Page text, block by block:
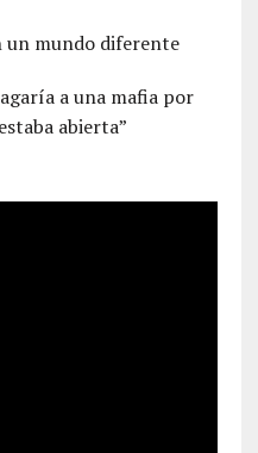
un mundo diferente
a una mafia por
abierta”